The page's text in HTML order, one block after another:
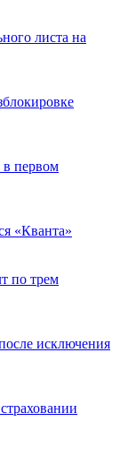
листа на
в первом
«Кванта»
по трем
исключения